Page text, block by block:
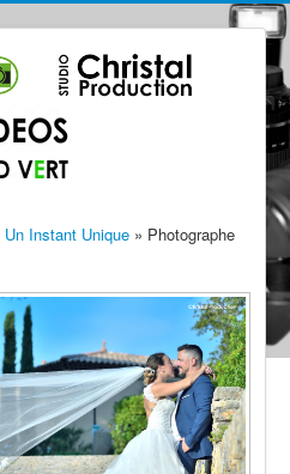
Instant Unique » Photographe